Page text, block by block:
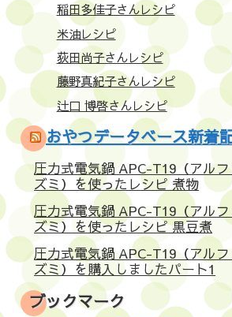
稲田多佳子さんレシピ
米油レシピ
荻田尚子さんレシピ
藤野真紀子さんレシピ
辻口 博啓さんレシピ
おやつデータベース新着
圧力式電気鍋 APC-T19（アル
ズミ）を使ったレシピ 煮物
圧力式電気鍋 APC-T19（アル
ズミ）を使ったレシピ 黒豆煮
圧力式電気鍋 APC-T19（アル
ズミ）を購入しましたパート1
ブックマーク